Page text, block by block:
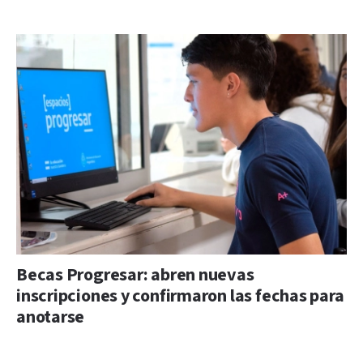
Becas Progresar: abren nuevas
inscripciones y confirmaron las fechas para
anotarse